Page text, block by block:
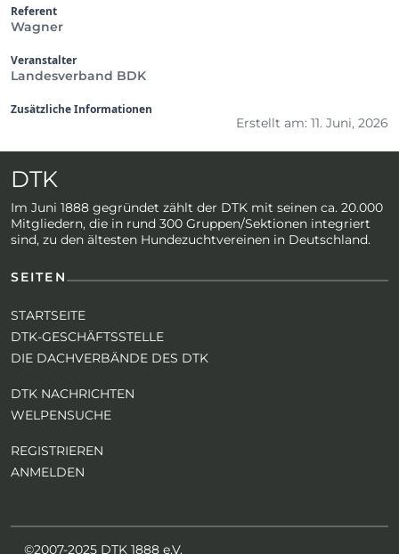
Referent
Wagner
Veranstalter
Landesverband BDK
Zusätzliche Informationen
Erstellt am: 11. Juni, 2026
DTK
Im Juni 1888 gegründet zählt der DTK mit seinen ca. 20.000
Mitgliedern, die in rund 300 Gruppen/Sektionen integriert
sind, zu den ältesten Hundezuchtvereinen in Deutschland.
SEITEN
STARTSEITE
DTK-GESCHÄFTSSTELLE
DIE DACHVERBÄNDE DES DTK
DTK NACHRICHTEN
WELPENSUCHE
REGISTRIEREN
ANMELDEN
©2007-2025 DTK 1888 e.V.